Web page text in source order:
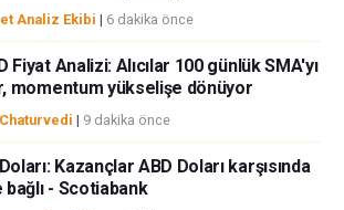
Analiz Ekibi | 6 dakika önce
Fiyat Analizi: Alıcılar 100 günlük SMA'yı
momentum yükselişe dönüyor
| 9 dakika önce
Kazançlar ABD Doları karşısında
bağlı - Scotiabank